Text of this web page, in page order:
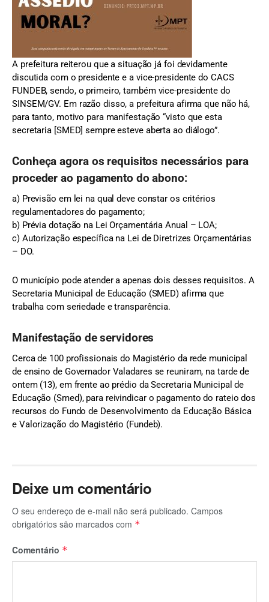
A prefeitura reiterou que a situação já foi devidamente
discutida com o presidente e a vice-presidente do CACS
FUNDEB, sendo, o primeiro, também vice-presidente do
SINSEM/GV. Em razão disso, a prefeitura afirma que não há,
para tanto, motivo para manifestação “visto que esta
secretaria [SMED] sempre esteve aberta ao diálogo”.
Conheça agora os requisitos necessários para
proceder ao pagamento do abono:
a) Previsão em lei na qual deve constar os critérios
regulamentadores do pagamento;
b) Prévia dotação na Lei Orçamentária Anual – LOA;
c) Autorização específica na Lei de Diretrizes Orçamentárias
– DO.
O município pode atender a apenas dois desses requisitos. A
Secretaria Municipal de Educação (SMED) afirma que
trabalha com seriedade e transparência.
Manifestação de servidores
Cerca de 100 profissionais do Magistério da rede municipal
de ensino de Governador Valadares se reuniram, na tarde de
ontem (13), em frente ao prédio da Secretaria Municipal de
Educação (Smed), para reivindicar o pagamento do rateio dos
recursos do Fundo de Desenvolvimento da Educação Básica
e Valorização do Magistério (Fundeb).
Deixe um comentário
O seu endereço de e-mail não será publicado. Campos
obrigatórios são marcados com *
Comentário *